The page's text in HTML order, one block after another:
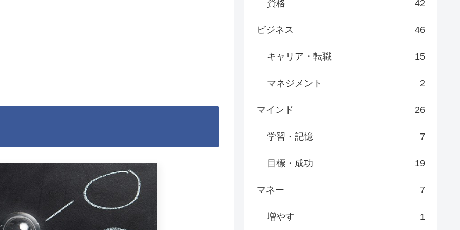
資格 42
ビジネス 46
キャリア・転職 15
マネジメント 2
マインド 26
学習・記憶 7
目標・成功 19
マネー 7
増やす 1